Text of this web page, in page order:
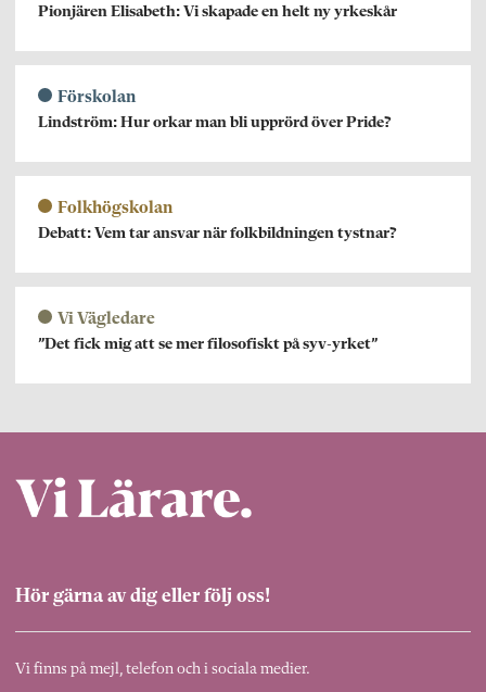
Pionjären Elisabeth: Vi skapade en helt ny yrkeskår
Förskolan
Lindström: Hur orkar man bli upprörd över Pride?
Folkhögskolan
Debatt: Vem tar ansvar när folkbildningen tystnar?
Vi Vägledare
”Det fick mig att se mer filosofiskt på syv-yrket”
Hör gärna av dig eller följ oss!
Vi finns på mejl, telefon och i sociala medier.